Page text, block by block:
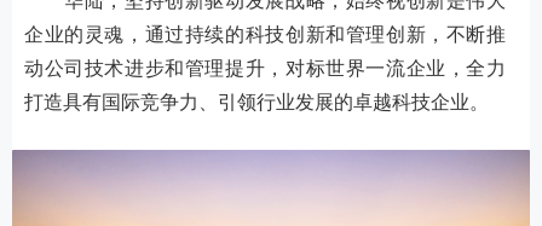
企业的灵魂，通过持续的科技创新和管理创新，不断推
动公司技术进步和管理提升，对标世界一流企业，全力
打造具有国际竞争力、引领行业发展的卓越科技企业。